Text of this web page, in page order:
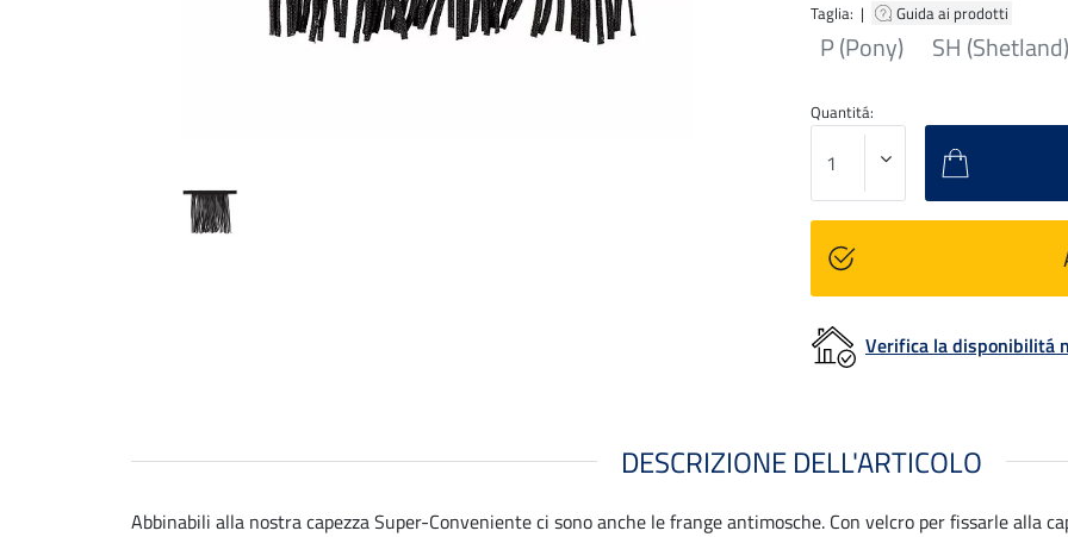
Taglia: | Guida ai prodotti
P (Pony) SH (Shetland)
Quantitá:
Verifica la disponibilitá
DESCRIZIONE DELL'ARTICOLO
Abbinabili alla nostra capezza Super-Conveniente ci sono anche le frange antimosche. Con velcro per fissarle alla